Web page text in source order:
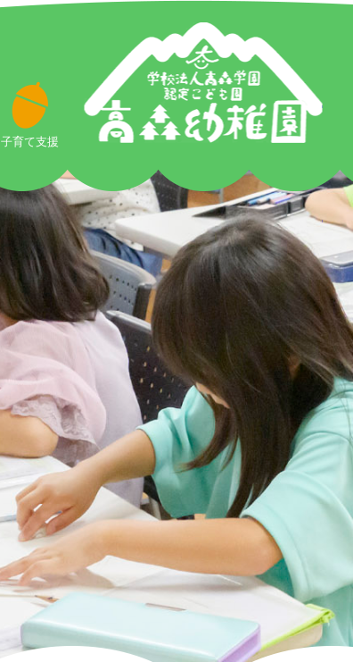
育
学
校
法
人
高
森
学
園
認
定
こ
ど
も
園
高
森
幼
子育て支援